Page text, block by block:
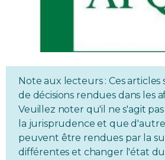
Copropriété
Environnement
Note aux lecteurs : Ces articles
de décisions rendues dans les
Veuillez noter qu'il ne s'agit
la jurisprudence et que
peuvent être rendues par la
différentes et changer l'état du